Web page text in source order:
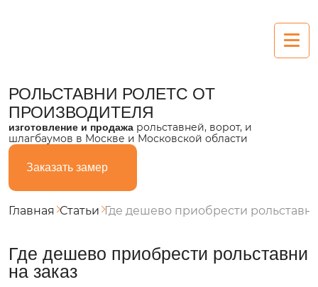
Алюминиевые
Пластиковые
Из поликарбоната
Секционные
РОЛЬСТАВНИ РОЛЕТС ОТ
ПРОИЗВОДИТЕЛЯ
изготовление и продажа рольставней, ворот, и
шлагбаумов в Москве и Московской области
Заказать замер
Главная Статьи Где дешево приобрести
Где дешево приобрести рольставни
на заказ